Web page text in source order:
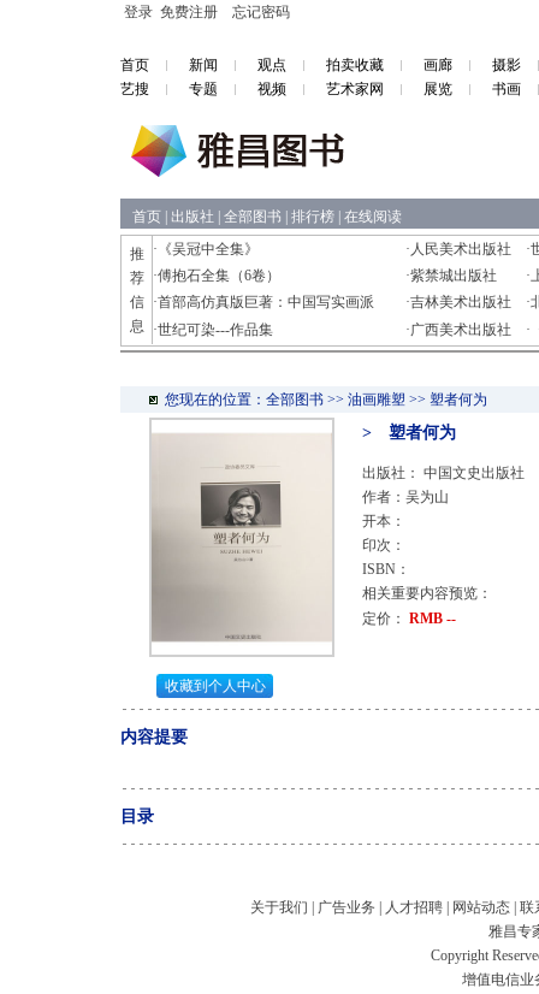
登录 免费注册 忘记密码
首页 新闻 观点 拍卖收藏 画廊
摄影
艺搜
专题 视频 艺术家网 展览 书画
首页 出版社 全部图书 排行榜 在线阅读
推
荐
信
息
· 《吴冠中全集》 · 人民美术出版社 ·
·傅抱石全集（6卷） ·紫禁城出版社 ·
·首部高仿真版巨著：中国写实画派 ·吉林美术出版社 ·
·世纪可染---作品集 ·广西美术出版社 ·
您现在的位置：全部图书 >> 油画雕塑 >> 塑者何为
> 塑者何为
出版社： 中国文史出版社
作者：吴为山
开本：
印次：
ISBN：
相关重要内容预览：
定价： RMB --
收藏到个人中心
内容提要
目录
关于我们 广告业务 人才招聘 网站动态 联
雅昌专
Copyright
增值电信